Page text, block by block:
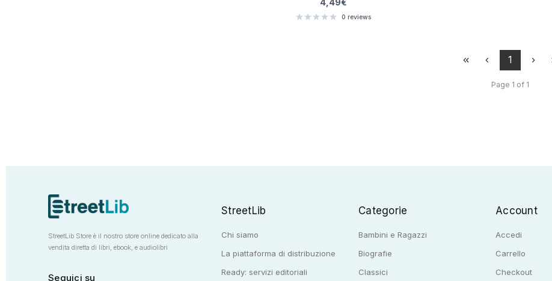
4,49€
0 reviews
1
Page 1 of 1
StreetLib Store è il nostro store online dedicato alla
vendita diretta di libri, ebook, e audiolibri
Seguici su
StreetLib
Chi siamo
La piattaforma di distribuzione
Ready: servizi editoriali
Categorie
Bambini e Ragazzi
Biografie
Classici
Account
Accedi
Carrello
Checkout